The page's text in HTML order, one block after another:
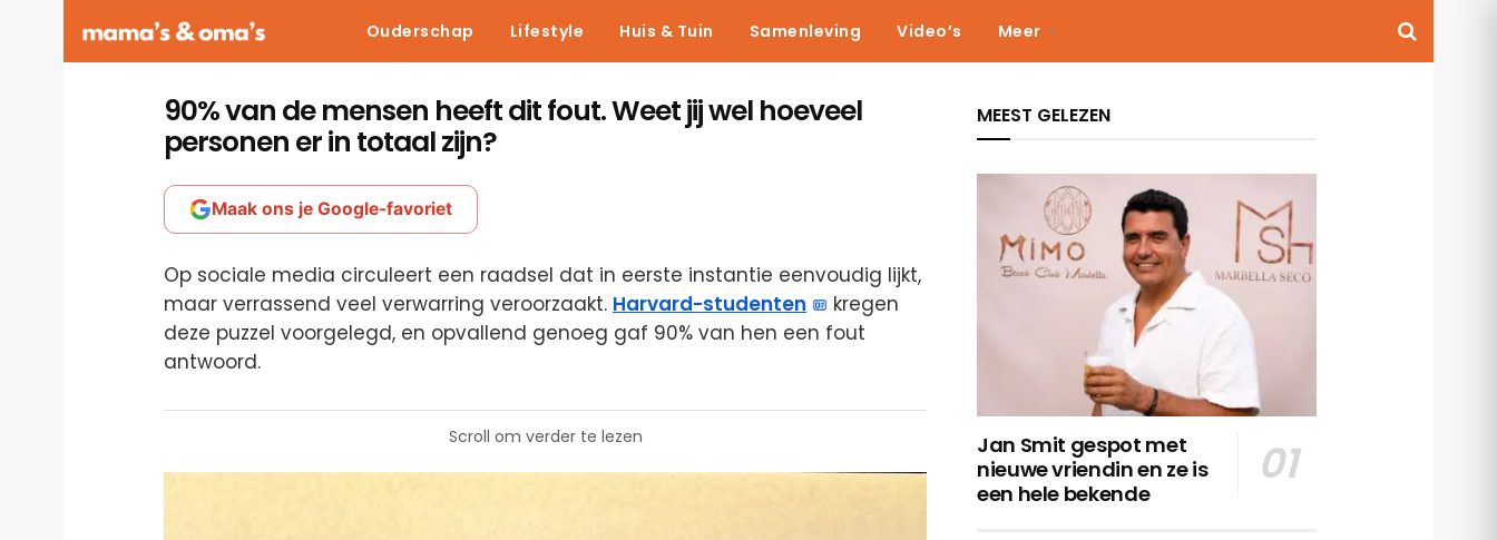
Ouderschap Lifestyle Huis & Tuin Samenleving Video’s Meer
90% van de mensen heeft dit fout. Weet jij wel hoeveel
personen er in totaal zijn?
Maak ons je Google-favoriet
Op sociale media circuleert een raadsel dat in eerste instantie eenvoudig lijkt,
maar verrassend veel verwarring veroorzaakt. Harvard-studenten
kregen
deze puzzel voorgelegd, en opvallend genoeg gaf 90% van hen een fout
antwoord.
Scroll om verder te lezen
MEEST GELEZEN
Jan Smit gespot met
nieuwe vriendin en ze is
een hele bekende